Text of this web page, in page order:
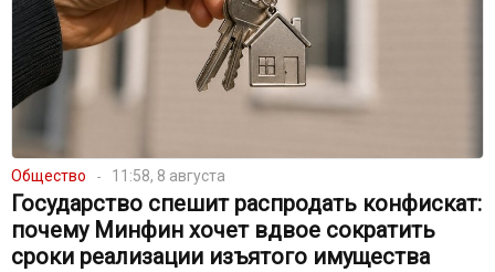
Общество 11:58, 8 августа
Государство спешит распродать конфискат:
почему Минфин хочет вдвое сократить
сроки реализации изъятого имущества